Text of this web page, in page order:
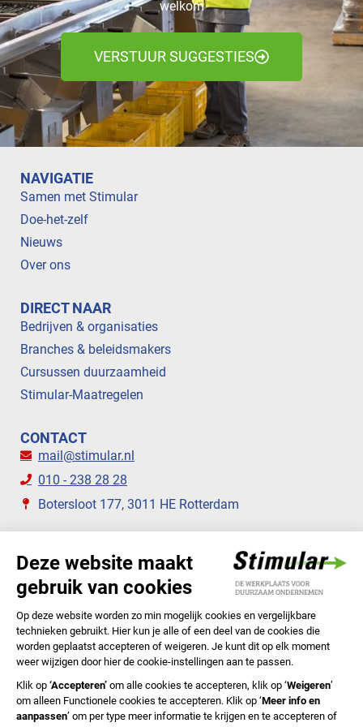
welkom
VERSTUUR SUGGESTIES
NAVIGATIE
Samen met Stimular
Doe-het-zelf
Nieuws
Over ons
DIRECT NAAR
Bedrijven & organisaties
Branches & beleidsmakers
Cursussen duurzaamheid
Stimular-Maatregelen
CONTACT
mail@stimular.nl
010 - 238 28 28
Botersloot 177, 3011 HE Rotterdam
STIMULAR NIEUWSBRIEVEN
ABONNEER NU
Privacyverklaring Cookiebeleid Colofon Disclaimer